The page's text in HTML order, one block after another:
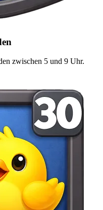
zwischen 5 und 9 Uhr.